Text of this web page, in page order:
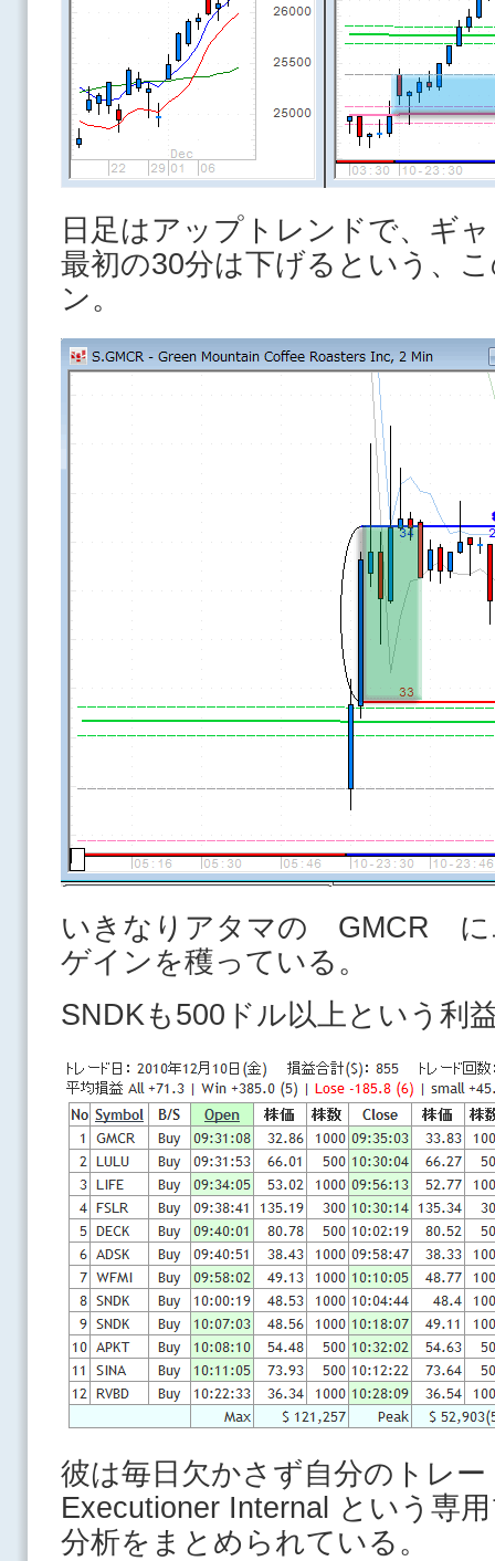
日足はアップトレンドで、ギ
最初の30分は下げるという、
ン。
いきなりアタマの GMCR に
ゲインを穫っている。
SNDKも500ドル以上という利
彼は毎日欠かさず自分のトレ
Executioner Internal という専
分析をまとめられている。